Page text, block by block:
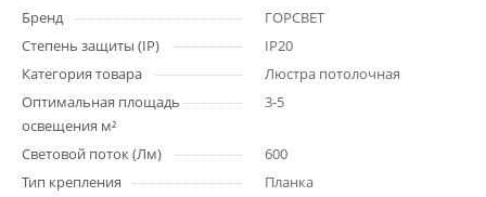
Бренд
ГОРСВЕТ
Степень защиты (IP)
IP20
Категория товара
Люстра потолочная
Оптимальная площадь
освещения м²
3-5
Световой поток (Лм)
600
Тип крепления
Планка